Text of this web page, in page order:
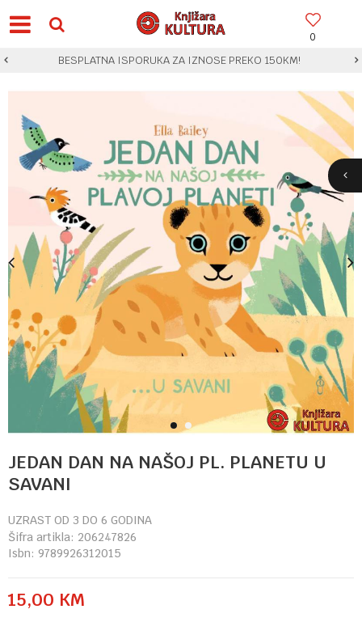
0
BESPLATNA ISPORUKA ZA IZNOSE PREKO 150KM!
1 2
JEDAN DAN NA NAŠOJ PL. PLANETU U
SAVANI
UZRAST OD 3 DO 6 GODINA
Šifra artikla: 206247826
Isbn: 9789926312015
15,00 KM